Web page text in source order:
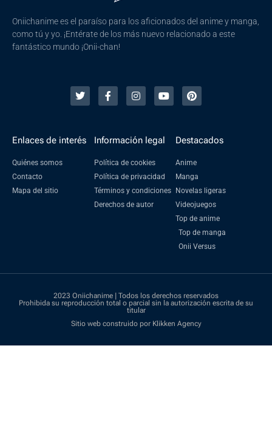
Oniichanime es el paraíso para los aficionados del anime y manga,
como tú y yo. ¡Entérate de los más nuevo relacionado a este
fantástico mundo ¡Onii-chan!
Enlaces de interés
Quiénes somos
Contacto
Mapa del sitio
Información legal
Política de cookies
Política de privacidad
Términos y condiciones
Derechos de autor
Destacados
Anime
Manga
Novelas ligeras
Videojuegos
Top de anime
Top de manga
Onii Versus
2023 Oniichanime | Todos los derechos reservados
Prohibida su reproducción total o parcial sin la autorización escrita de su
titular
Sitio web construido por Klikken Agency